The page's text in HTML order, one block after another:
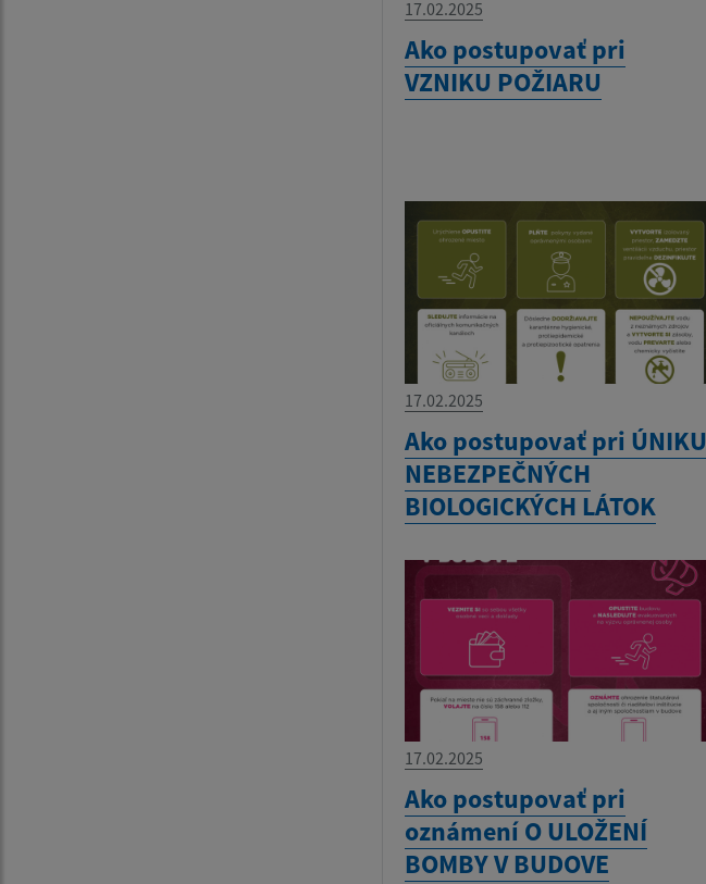
17.02.2025
Ako postupovať pri
VZNIKU POŽIARU
17.02.2025
Ako postupovať pri ÚNIKU
NEBEZPEČNÝCH
BIOLOGICKÝCH LÁTOK
17.02.2025
Ako postupovať pri
oznámení O ULOŽENÍ
BOMBY V BUDOVE